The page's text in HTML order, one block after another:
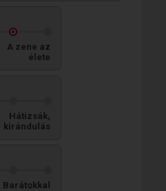
A zene az
élete
Hátizsák,
kirándulás
Barátokkal